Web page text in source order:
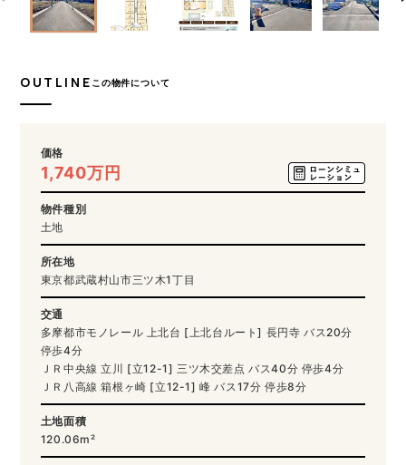
OUTLINE この物件について
価格
1,740万円
物件種別
土地
所在地
東京都武蔵村山市三ツ木1丁目
交通
多摩都市モノレール 上北台 [上北台ルート] 長円寺 バス20分
停歩4分
ＪＲ中央線 立川 [立12-1] 三ツ木交差点 バス40分 停歩4分
ＪＲ八高線 箱根ヶ崎 [立12-1] 峰 バス17分 停歩8分
土地面積
120.06m²